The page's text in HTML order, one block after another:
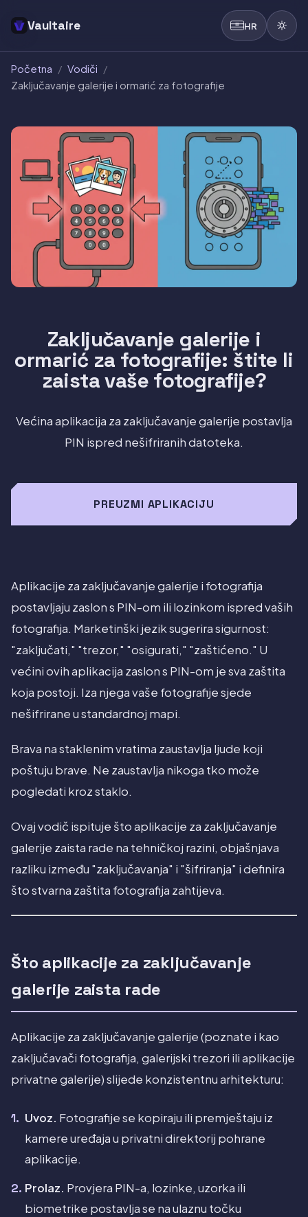
Vaultaire HR
Početna / Vodiči /
Zaključavanje galerije i ormarić za fotografije
Zaključavanje galerije i
ormarić za fotografije: štite li
zaista vaše fotografije?
Većina aplikacija za zaključavanje galerije postavlja
PIN ispred nešifriranih datoteka.
PREUZMI APLIKACIJU
Aplikacije za zaključavanje galerije i fotografija
postavljaju zaslon s PIN-om ili lozinkom ispred vaših
fotografija. Marketinški jezik sugerira sigurnost:
"zaključati," "trezor," "osigurati," "zaštićeno." U
većini ovih aplikacija zaslon s PIN-om je sva zaštita
koja postoji. Iza njega vaše fotografije sjede
nešifrirane u standardnoj mapi.
Brava na staklenim vratima zaustavlja ljude koji
poštuju brave. Ne zaustavlja nikoga tko može
pogledati kroz staklo.
Ovaj vodič ispituje što aplikacije za zaključavanje
galerije zaista rade na tehničkoj razini, objašnjava
razliku između "zaključavanja" i "šifriranja" i definira
što stvarna zaštita fotografija zahtijeva.
Što aplikacije za zaključavanje
galerije zaista rade
Aplikacije za zaključavanje galerije (poznate i kao
zaključavači fotografija, galerijski trezori ili aplikacije
privatne galerije) slijede konzistentnu arhitekturu:
Uvoz. Fotografije se kopiraju ili premještaju iz
kamere uređaja u privatni direktorij pohrane
aplikacije.
Prolaz. Provjera PIN-a, lozinke, uzorka ili
biometrike postavlja se na ulaznu točku